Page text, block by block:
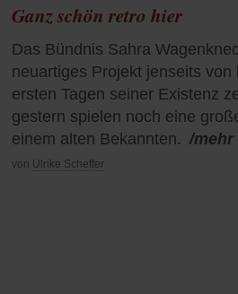
Ganz schön retro hier
Das Bündnis Sahra
neuartiges Projekt jenseits
ersten Tagen seiner Existenz
gestern spielen noch eine
einem alten Bekannten. /mehr
von Ulrike Scheffer